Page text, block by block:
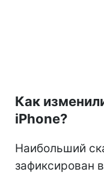
Как
iPhone?
Наибольший
зафиксирован